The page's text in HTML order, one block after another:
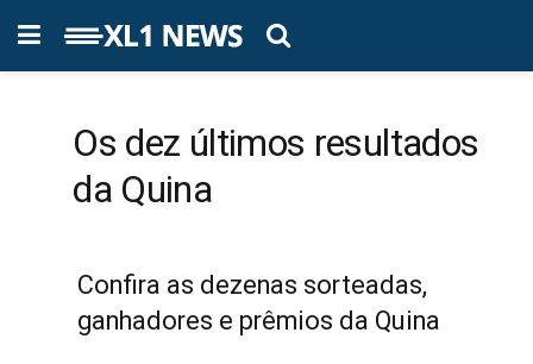
Os dez últimos resultados
da Quina
Confira as dezenas sorteadas,
ganhadores e prêmios da Quina